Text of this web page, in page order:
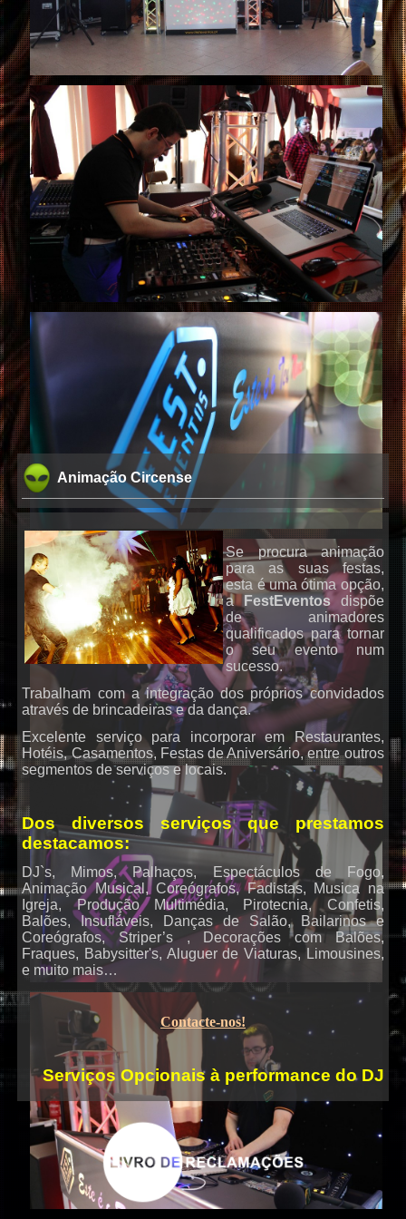
DJs
Karaoke
Animação Circense
Se procura animação
para as suas festas,
esta é uma ótima opção,
a FestEventos dispõe
de animadores
qualificados para tornar
o seu evento num
sucesso.
Trabalham com a integração dos próprios convidados
através de brincadeiras e da dança.
Excelente serviço para incorporar em Restaurantes,
Hotéis, Casamentos, Festas de Aniversário, entre outros
segmentos de serviços e locais.
Dos diversos serviços que prestamos
destacamos:
DJ`s, Mimos, Palhaços, Espectáculos de Fogo,
Animação Musical, Coreógrafos, Fadistas, Musica na
Igreja, Produção Multimédia, Pirotecnia, Confetis,
Balões, Insufláveis, Danças de Salão, Bailarinos e
Coreógrafos, Striper’s , Decorações com Balões,
Fraques, Babysitter's, Aluguer de Viaturas, Limousines,
e muito mais…
Contacte-nos!
Serviços Opcionais à performance do DJ